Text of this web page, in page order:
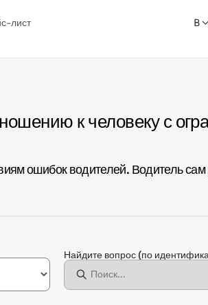
лист B
к человеку с
ошибок водителей. Водитель сам
Найдите вопрос (по